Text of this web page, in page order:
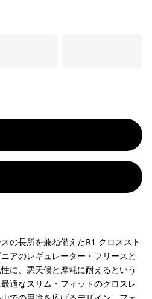
の長所を兼ね備えたR1 クロススト
アのレギュレーター・フリースと
に、悪天候と摩耗に耐えるという
適なスリム・フィットのクロスレ